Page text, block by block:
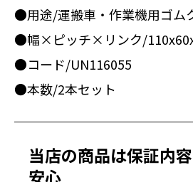
●用途/運搬車・作業機用ゴム
●幅×ピッチ×リンク/
●コード/UN116055
●本数/2本セット
当店の商品は保証内
安心